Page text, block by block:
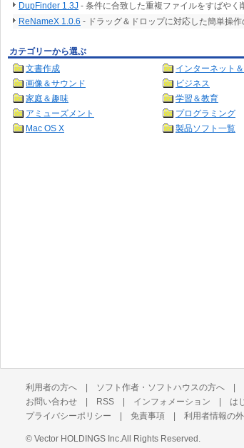
DupFinder 1.3J - 条件に合致した重複ファイルをすばやく
ReNameX 1.0.6 - ドラッグ＆ドロップに対応した簡単操作
カテゴリーから選ぶ
文書作成
インターネット
画像＆サウンド
ビジネス
家庭＆趣味
学習＆教育
アミューズメント
プログラミング
Mac OS X
製品ソフト一覧
利用者の方へ | ソフト作者・ソフトハウスの方へ |
お問い合わせ | RSS | インフォメーション | は
プライバシーポリシー | 免責事項 | 利用者情報の
© Vector HOLDINGS Inc. All Rights Reserved.